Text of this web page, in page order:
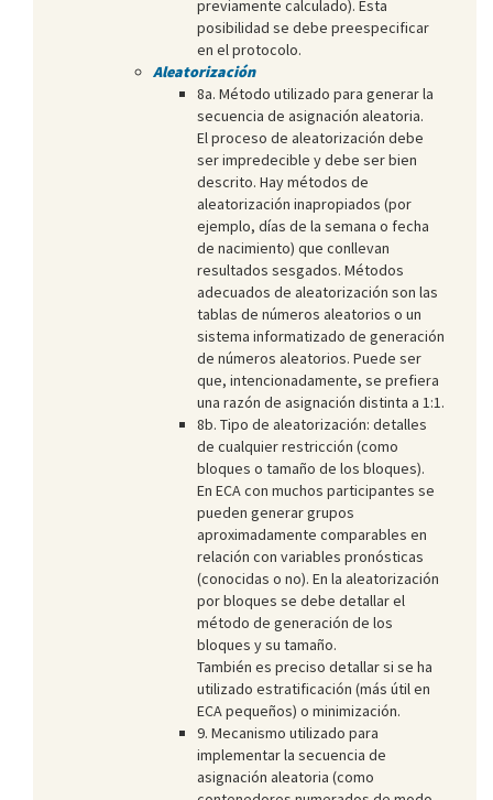
previamente calculado). Esta
posibilidad se debe preespecificar
en el protocolo.
Aleatorización
8a. Método utilizado para generar la
secuencia de asignación aleatoria.
El proceso de aleatorización debe
ser impredecible y debe ser bien
descrito. Hay métodos de
aleatorización inapropiados (por
ejemplo, días de la semana o fecha
de nacimiento) que conllevan
resultados sesgados. Métodos
adecuados de aleatorización son las
tablas de números aleatorios o un
sistema informatizado de generación
de números aleatorios. Puede ser
que, intencionadamente, se prefiera
una razón de asignación distinta a 1:1.
8b. Tipo de aleatorización: detalles
de cualquier restricción (como
bloques o tamaño de los bloques).
En ECA con muchos participantes se
pueden generar grupos
aproximadamente comparables en
relación con variables pronósticas
(conocidas o no). En la aleatorización
por bloques se debe detallar el
método de generación de los
bloques y su tamaño.
También es preciso detallar si se ha
utilizado estratificación (más útil en
ECA pequeños) o minimización.
9. Mecanismo utilizado para
implementar la secuencia de
asignación aleatoria (como